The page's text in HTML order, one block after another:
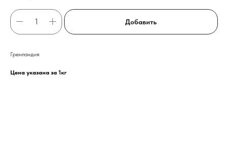
Добавить
Гренландия
Цена указана за 1кг